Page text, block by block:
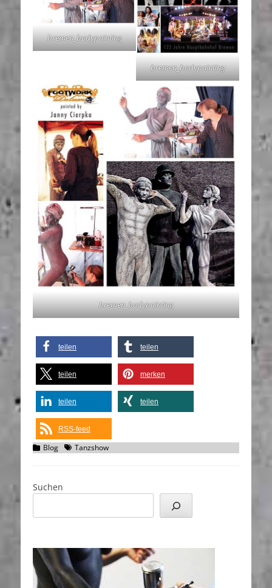
bremen_bodypainting
bremen_bodypainting
bremen_bodypainting
teilen teilen
teilen merken
teilen teilen
RSS-feed
Kategorien
Blog Schlagworte
Tanzshow
Suchen